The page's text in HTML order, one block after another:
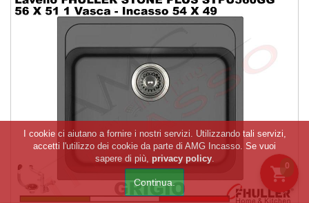
0
I cookie ci aiutano a fornire i nostri servizi. Utilizzando tali servizi,
accetti l'utilizzo dei cookie da parte di AMG Incasso. Se vuoi
sapere di più, privacy policy.